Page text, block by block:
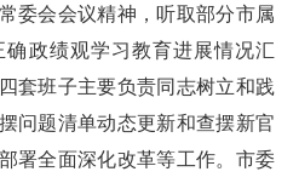
委会会议精神，听取部分市属
政绩观学习教育进展情况汇
套班子主要负责同志树立和践
问题清单动态更新和查摆新官
署全面深化改革等工作。市委